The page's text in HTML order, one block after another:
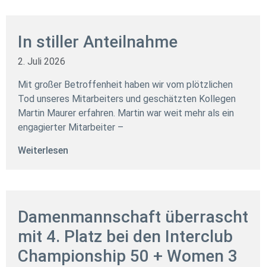
In stiller Anteilnahme
2. Juli 2026
Mit großer Betroffenheit haben wir vom plötzlichen
Tod unseres Mitarbeiters und geschätzten Kollegen
Martin Maurer erfahren. Martin war weit mehr als ein
engagierter Mitarbeiter –
Weiterlesen
Damenmannschaft überrascht
mit 4. Platz bei den Interclub
Championship 50 + Women 3